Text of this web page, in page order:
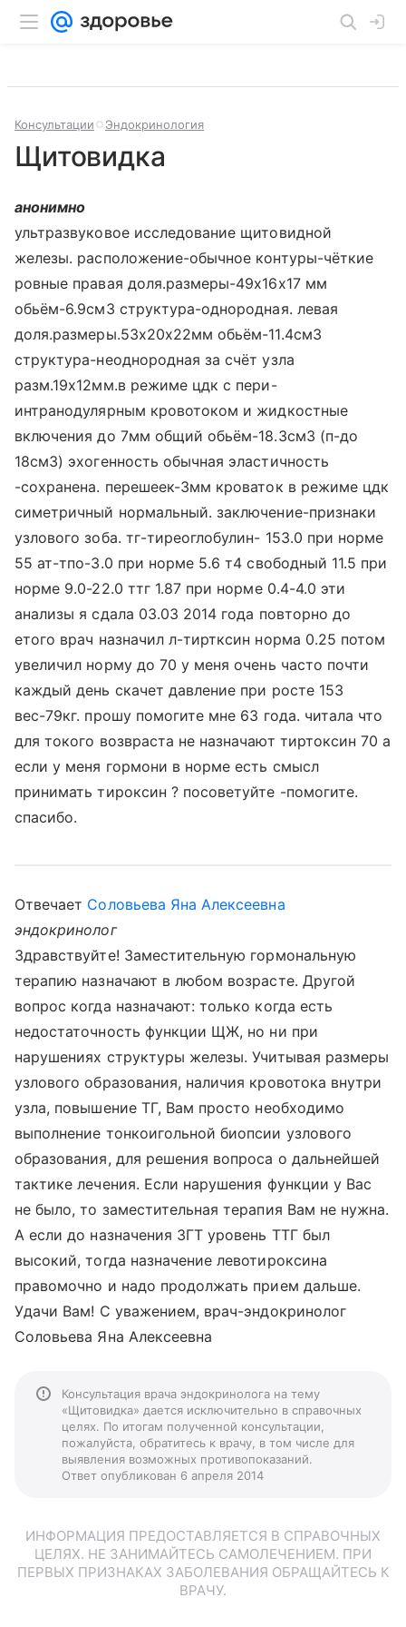
Консультации Эндокринология
Щитовидка
анонимно
ультразвуковое исследование щитовидной
железы. расположение-обычное контуры-чёткие
ровные правая доля.размеры-49х16х17 мм
обьём-6.9см3 структура-однородная. левая
доля.размеры.53х20х22мм обьём-11.4см3
структура-неоднородная за счёт узла
разм.19х12мм.в режиме цдк с пери-
интранодулярным кровотоком и жидкостные
включения до 7мм общий обьём-18.3см3 (п-до
18см3) эхогенность обычная эластичность
-сохранена. перешеек-3мм кроваток в режиме цдк
симетричный нормальный. заключение-признаки
узлового зоба. тг-тиреоглобулин- 153.0 при норме
55 ат-тпо-3.0 при норме 5.6 т4 свободный 11.5 при
норме 9.0-22.0 ттг 1.87 при норме 0.4-4.0 эти
анализы я сдала 03.03 2014 года повторно до
етого врач назначил л-тиртксин норма 0.25 потом
увеличил норму до 70 у меня очень часто почти
каждый день скачет давление при росте 153
вес-79кг. прошу помогите мне 63 года. читала что
для токого возвраста не назначают тиртоксин 70 а
если у меня гормони в норме есть смысл
принимать тироксин ? посоветуйте -помогите.
спасибо.
Отвечает Соловьева Яна Алексеевна
эндокринолог
Здравствуйте! Заместительную гормональную
терапию назначают в любом возрасте. Другой
вопрос когда назначают: только когда есть
недостаточность функции ЩЖ, но ни при
нарушениях структуры железы. Учитывая размеры
узлового образования, наличия кровотока внутри
узла, повышение ТГ, Вам просто необходимо
выполнение тонкоигольной биопсии узлового
образования, для решения вопроса о дальнейшей
тактике лечения. Если нарушения функции у Вас
не было, то заместительная терапия Вам не нужна.
А если до назначения ЗГТ уровень ТТГ был
высокий, тогда назначение левотироксина
правомочно и надо продолжать прием дальше.
Удачи Вам! С уважением, врач-эндокринолог
Соловьева Яна Алексеевна
Консультация врача эндокринолога на тему
«Щитовидка» дается исключительно в справочных
целях. По итогам полученной консультации,
пожалуйста, обратитесь к врачу, в том числе для
выявления возможных противопоказаний.
Ответ опубликован 6 апреля 2014
ИНФОРМАЦИЯ ПРЕДОСТАВЛЯЕТСЯ В СПРАВОЧНЫХ
ЦЕЛЯХ. НЕ ЗАНИМАЙТЕСЬ САМОЛЕЧЕНИЕМ. ПРИ
ПЕРВЫХ ПРИЗНАКАХ ЗАБОЛЕВАНИЯ ОБРАЩАЙТЕСЬ К
ВРАЧУ.